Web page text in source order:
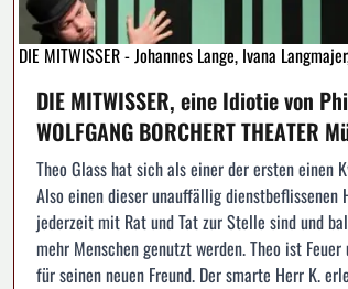
DIE MITWISSER - Johannes Lange, Ivana
DIE MITWISSER, eine Idiotie von
WOLFGANG BORCHERT THEATER
Theo Glass hat sich als einer der ersten einen
Also einen dieser unauffällig dienstbeflissenen
jederzeit mit Rat und Tat zur Stelle sind und
mehr Menschen genutzt werden. Theo ist Feuer
für seinen neuen Freund. Der smarte Herr K.